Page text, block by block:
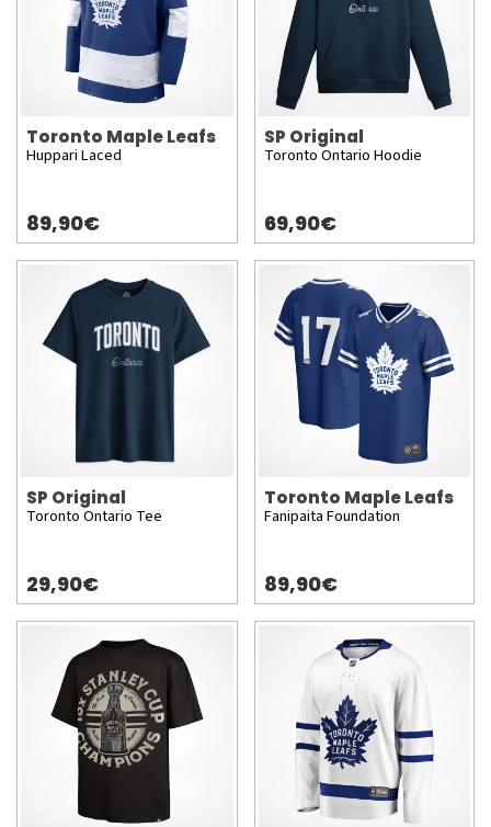
Toronto Maple Leafs
Huppari Laced
89,90€
SP Original
Toronto Ontario Hoodie
69,90€
SP Original
Toronto Ontario Tee
29,90€
Toronto Maple Leafs
Fanipaita Foundation
89,90€